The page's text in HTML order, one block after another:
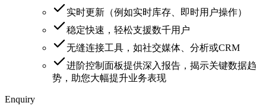
实时更新（例如实时库存、即时用户操作）
稳定快速，轻松支援数千用户
无缝连接工具，如社交媒体、分析或CRM
进阶控制面板提供深入报告，揭示关键数据趋
势，助您大幅提升业务表现
Enquiry